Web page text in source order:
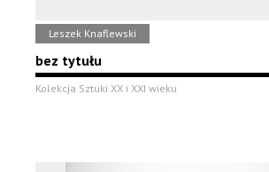
Leszek Knaflewski
bez tytułu
Kolekcja Sztuki XX i XXI wieku